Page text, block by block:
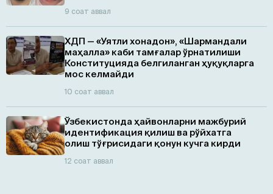
9 соат аввал
ХДП — «Уятли хонадон», «Шармандали
маҳалла» каби тамғалар ўрнатилиши
Конституцияда белгиланган ҳуқуқларга
мос келмайди
10 соат аввал
Ўзбекистонда ҳайвонларни мажбурий
идентификация қилиш ва рўйхатга
олиш тўғрисидаги қонун кучга кирди
12 соат аввал